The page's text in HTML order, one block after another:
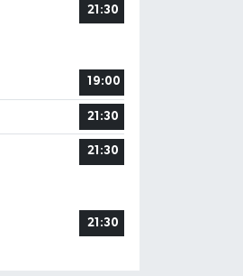
21:30
19:00
21:30
21:30
21:30